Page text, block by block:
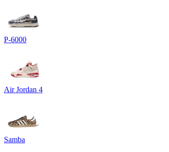
P-6000
Air Jordan 4
Samba